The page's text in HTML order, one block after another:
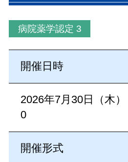
病院薬学認定 3
開催日時
2026年7月30日（木
0
開催形式